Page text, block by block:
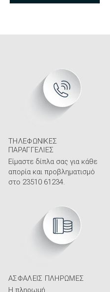
ΤΗΛΕΦΩΝΙΚΈΣ
ΠΑΡΑΓΓΕΛΊΕΣ
Είμαστε δίπλα σας για κάθε
απορία και προβληματισμό
στο 23510 61234.
ΑΣΦΑΛΕΊΣ ΠΛΗΡΩΜΈΣ